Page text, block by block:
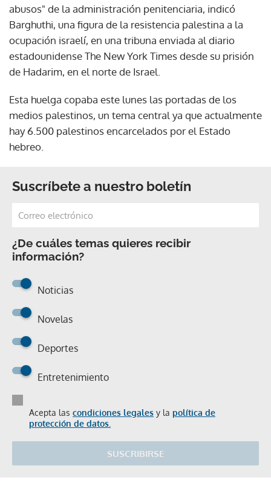
abusos" de la administración penitenciaria, indicó
Barghuthi, una figura de la resistencia palestina a la
ocupación israelí, en una tribuna enviada al diario
estadounidense The New York Times desde su prisión
de Hadarim, en el norte de Israel.
Esta huelga copaba este lunes las portadas de los
medios palestinos, un tema central ya que actualmente
hay 6.500 palestinos encarcelados por el Estado
hebreo.
Suscríbete a nuestro boletín
¿De cuáles temas quieres recibir
información?
Noticias
Novelas
Deportes
Entretenimiento
Acepta las condiciones legales y la política de
protección de datos.
SUSCRIBIRSE